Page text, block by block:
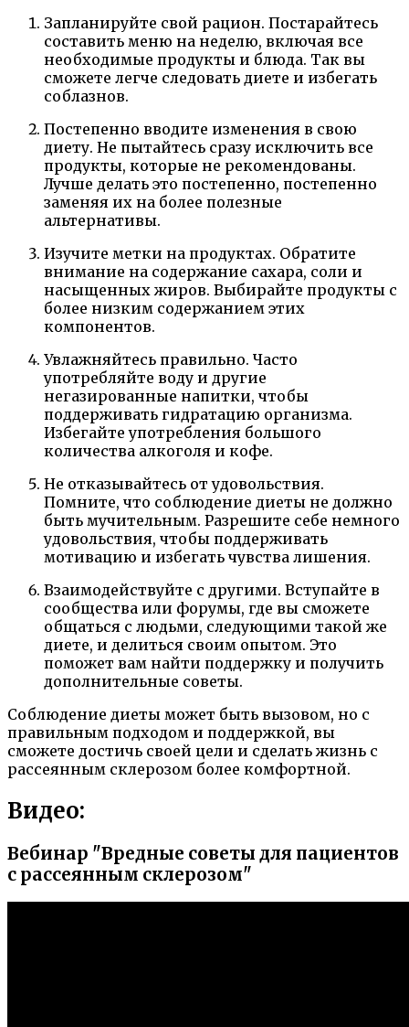
Запланируйте свой рацион. Постарайтесь
составить меню на неделю, включая все
необходимые продукты и блюда. Так вы
сможете легче следовать диете и избегать
соблазнов.
Постепенно вводите изменения в свою
диету. Не пытайтесь сразу исключить все
продукты, которые не рекомендованы.
Лучше делать это постепенно, постепенно
заменяя их на более полезные
альтернативы.
Изучите метки на продуктах. Обратите
внимание на содержание сахара, соли и
насыщенных жиров. Выбирайте продукты с
более низким содержанием этих
компонентов.
Увлажняйтесь правильно. Часто
употребляйте воду и другие
негазированные напитки, чтобы
поддерживать гидратацию организма.
Избегайте употребления большого
количества алкоголя и кофе.
Не отказывайтесь от удовольствия.
Помните, что соблюдение диеты не должно
быть мучительным. Разрешите себе немного
удовольствия, чтобы поддерживать
мотивацию и избегать чувства лишения.
Взаимодействуйте с другими. Вступайте в
сообщества или форумы, где вы сможете
общаться с людьми, следующими такой же
диете, и делиться своим опытом. Это
поможет вам найти поддержку и получить
дополнительные советы.
Соблюдение диеты может быть вызовом, но с
правильным подходом и поддержкой, вы
сможете достичь своей цели и сделать жизнь с
рассеянным склерозом более комфортной.
Видео:
Вебинар "Вредные советы для пациентов
с рассеянным склерозом"